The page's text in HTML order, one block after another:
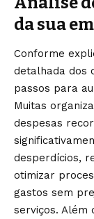
da sua
Conforme
detalhada dos
passos para
Muitas
despesas
desperdícios,
otimizar
gastos sem
serviços. Além